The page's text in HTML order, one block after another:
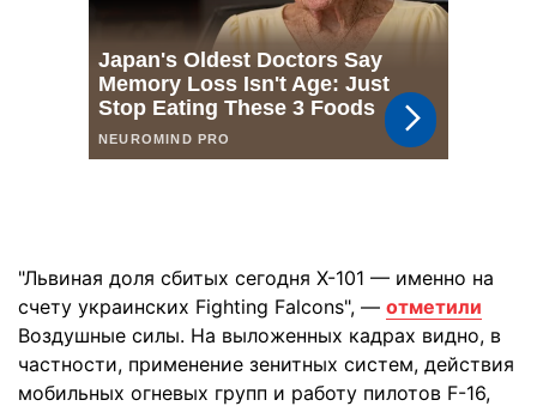
"Львиная доля сбитых сегодня Х-101 — именно на
счету украинских Fighting Falcons", — отметили
Воздушные силы. На выложенных кадрах видно, в
частности, применение зенитных систем, действия
мобильных огневых групп и работу пилотов F-16,